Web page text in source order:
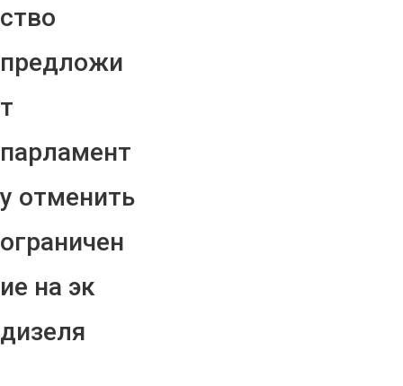
ство
предложи
т
парламент
у отменить
ограничен
ие на эк
дизеля